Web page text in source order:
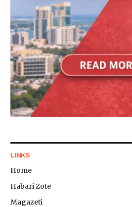
LINKS
Home
Habari Zote
Magazeti